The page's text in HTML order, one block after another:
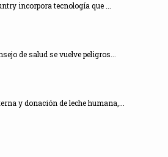
incorpora tecnología que ...
de salud se vuelve peligros...
y donación de leche humana,...